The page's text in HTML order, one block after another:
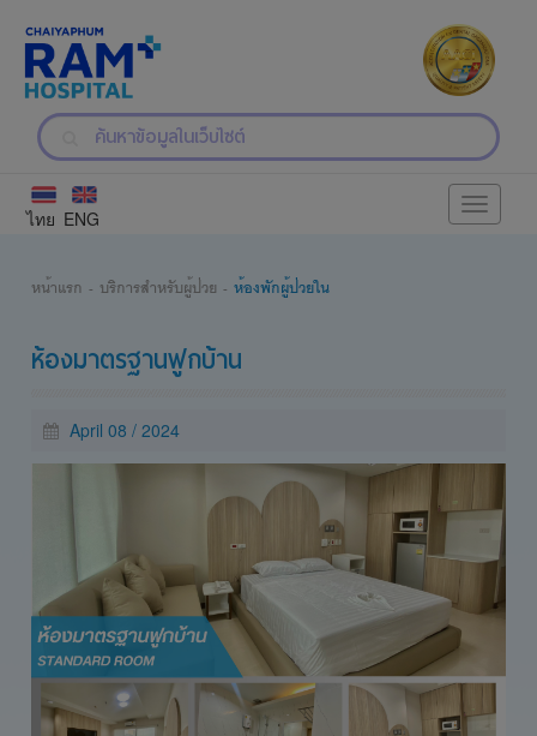
ENG
ไทย
Toggle
หน้าแรก บริการสำหรับผู้ป่วย ห้องพักผู้ป่วยใน
ห้องมาตรฐานฟูกบ้าน
April 08 / 2024